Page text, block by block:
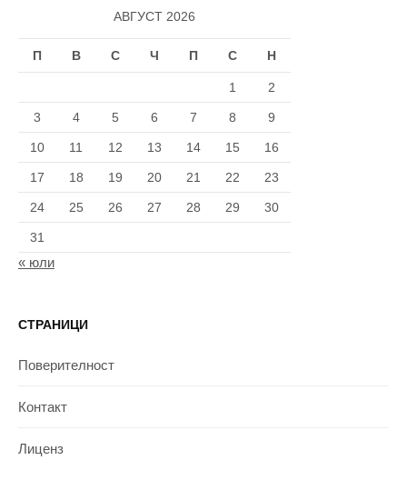
АВГУСТ 2026
П В С Ч П С Н
1 2
3 4 5 6 7 8 9
10 11 12 13 14 15 16
17 18 19 20 21 22 23
24 25 26 27 28 29 30
31
« юли
СТРАНИЦИ
Поверителност
Контакт
Лиценз